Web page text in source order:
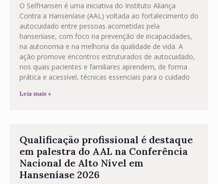
O SelfHansen é uma iniciativa do Instituto Aliança
Contra a Hanseníase (AAL) voltada ao fortalecimento do
autocuidado entre pessoas acometidas pela
hanseníase, com foco na prevenção de incapacidades,
na autonomia e na melhoria da qualidade de vida. A
ação promove encontros estruturados de autocuidado,
nos quais pacientes e familiares aprendem, de forma
prática e acessível, técnicas essenciais para o cuidado
Leia mais »
Qualificação profissional é destaque
em palestra do AAL na Conferência
Nacional de Alto Nível em
Hanseníase 2026